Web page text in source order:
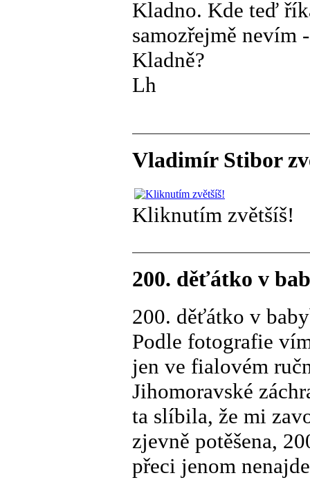
Kladno. Kde teď
samozřejmě nevím
Kladně?
Lh
Vladimír Stibor
Kliknutím zvětšíš!
200. děťátko v
200. děťátko v
Podle fotografie
jen ve fialovém
Jihomoravské
ta slíbila, že mi
zjevně potěšena,
přeci jenom